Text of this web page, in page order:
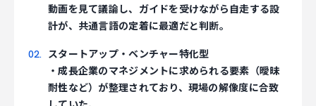
動画を見て議論し、ガイドを受けながら自走する設
計が、共通言語の定着に最適だと判断。
スタートアップ・ベンチャー特化型
・成長企業のマネジメントに求められる要素（曖昧
耐性など）が整理されており、現場の解像度に合致